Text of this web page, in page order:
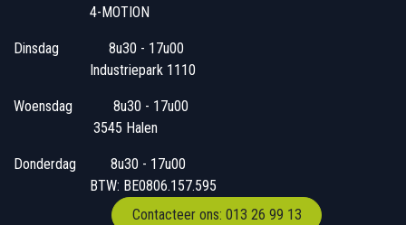
4-MOTION
Dinsdag
​8u30 - 17u00
Industriepark 1110
Woensdag
​​​ 8u30 - 17u00
3545 Halen
Donderdag
​​8u30 - 17u00
BTW: BE0806.157.595
Contacteer ons: 013 26 99 13